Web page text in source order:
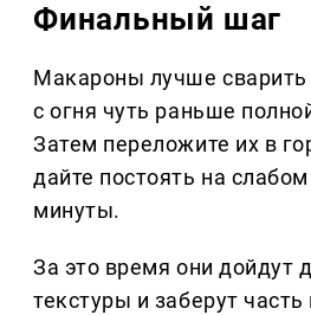
Финальный шаг
Макароны лучше сварить
с огня чуть раньше
Затем переложите их в
дайте постоять на
минуты.
За это время они дойдут
текстуры и заберут